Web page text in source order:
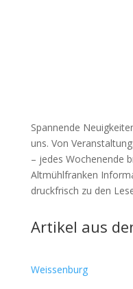
Spannende
uns. Von
– jedes Wochenende
Altmühlfranken
druckfrisch zu den
Artikel aus
Weissenburg